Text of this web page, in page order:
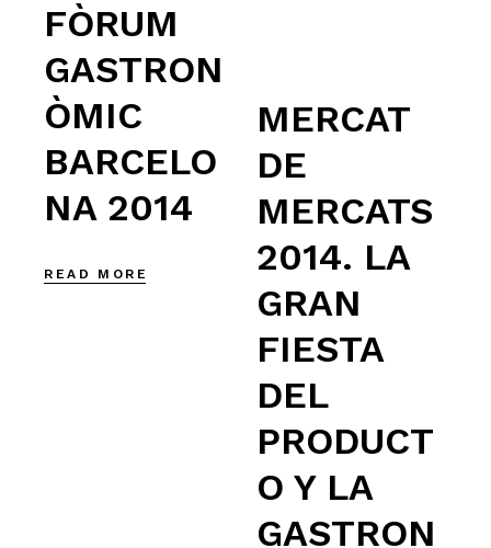
FÒRUM
GASTRON
ÒMIC
BARCELO
NA 2014
READ MORE
MERCAT
DE
MERCATS
2014. LA
GRAN
FIESTA
DEL
PRODUCT
O Y LA
GASTRON